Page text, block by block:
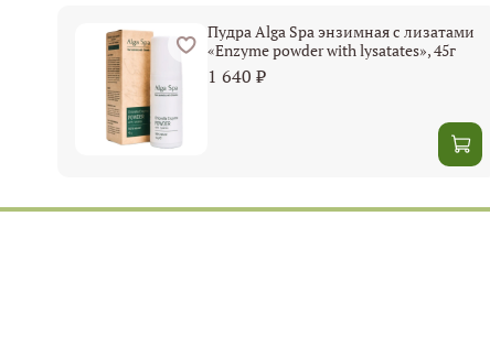
Пудра Alga Spa энзимная с лизатами
«Enzyme powder with lysatates», 45г
1 640 ₽